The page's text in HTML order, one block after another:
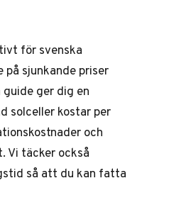
för svenska
på sjunkande priser
ger dig en
solceller kostar per
och
Vi täcker också
så att du kan fatta